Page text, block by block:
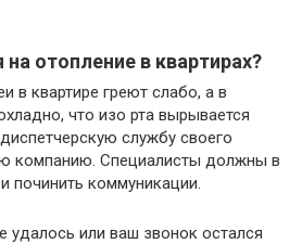
отопление в квартирах?
в квартире греют слабо, а в
что изо рта вырывается
службу своего
компанию. Специалисты должны в
починить коммуникации.
удалось или ваш звонок остался